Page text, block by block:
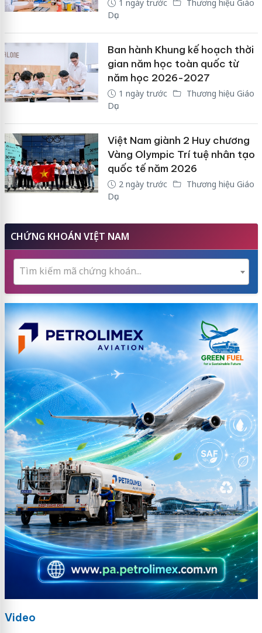
1 ngày trước
Thương hiệu Giáo
Dục
Ban hành Khung kế hoạch thời
gian năm học toàn quốc từ
năm học 2026-2027
1 ngày trước
Thương hiệu Giáo
Dục
Việt Nam giành 2 Huy chương
Vàng Olympic Trí tuệ nhân tạo
quốc tế năm 2026
2 ngày trước
Thương hiệu Giáo
Dục
CHỨNG KHOÁN VIỆT NAM
Tìm kiếm mã chứng khoán...
Video